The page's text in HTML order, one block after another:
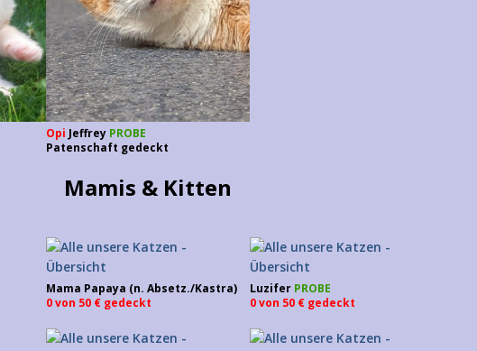
Opi Jeffrey PROBE
Patenschaft gedeckt
Mamis & Kitten
Mama Papaya (n. Absetz./Kastra)
0 von 50 € gedeckt
Luzifer PROBE
0 von 50 € gedeckt